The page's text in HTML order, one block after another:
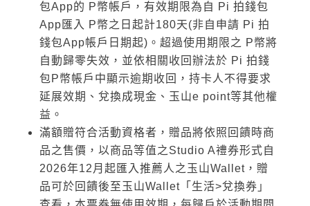
包App的 P幣帳戶，有效期限為自 Pi 拍錢包
App匯入 P幣之日起計180天(非自申請 Pi 拍
錢包App帳戶日期起)。超過使用期限之 P幣將
自動歸零失效，並依相關收回辦法於 Pi 拍錢
包P幣帳戶中顯示逾期收回，持卡人不得要求
延展效期、兌換成現金、玉山e point等其他權
益。
滿額贈符合活動資格者，贈品將依照回饋時商
品之售價，以商品等值之Studio A禮券形式自
2026年12月起匯入推薦人之玉山Wallet，贈
品可於回饋後至玉山Wallet「生活>兌換券」